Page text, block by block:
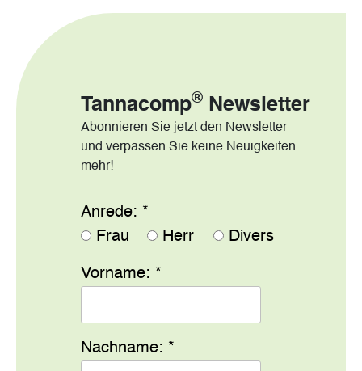
Tannacomp® Newsletter
Abonnieren Sie jetzt den Newsletter
und verpassen Sie keine Neuigkeiten
mehr!
Anrede: *
Frau
Herr Divers
Vorname: *
Nachname: *